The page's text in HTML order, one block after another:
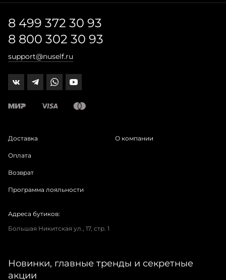
8 499 372 30 93
8 800 302 30 93
support@nuself.ru
Доставка
Оплата
Возврат
Программа лояльности
О компании
Адреса бутиков:
Большая Никитская ул., 17, стр. 1
Новинки, главные тренды и секретные
акции